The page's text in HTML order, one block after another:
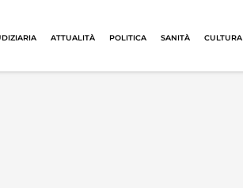
ATTUALITÀ POLITICA SANITÀ CULTURA